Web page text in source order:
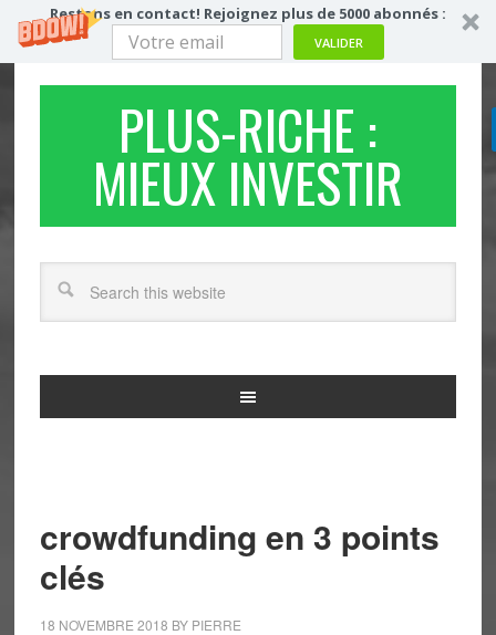
Restons en contact! Rejoignez plus de 5000 abonnés :
VALIDER
PLUS-RICHE :
MIEUX INVESTIR
crowdfunding en 3 points
clés
18 NOVEMBRE 2018 BY PIERRE